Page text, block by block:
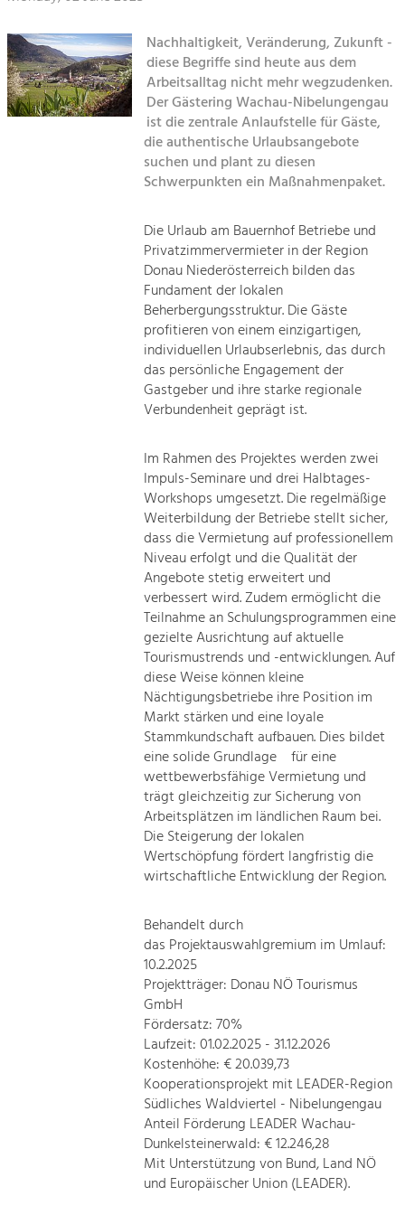
Suche
Impressum
Tourism
Offer Development and Positioning
Art & Culture
Crafts, Science and Research.
Social Affairs, Education
Equality, Youth and Integration.
Mobility & Energy
Climate Change, Public Transport and
Renewable Energy.
Increase in Regional Value Added.
Nachhaltigkeit, Veränderung, Zukunft -
diese Begriffe sind heute aus dem
Arbeitsalltag nicht mehr wegzudenken.
Der Gästering Wachau-Nibelungengau
ist die zentrale Anlaufstelle für Gäste,
die authentische Urlaubsangebote
suchen und plant zu diesen
Schwerpunkten ein Maßnahmenpaket.
Die Urlaub am Bauernhof Betriebe und
Privatzimmervermieter in der Region
Donau Niederösterreich bilden das
Fundament der lokalen
Beherbergungsstruktur. Die Gäste
profitieren von einem einzigartigen,
individuellen Urlaubserlebnis, das durch
das persönliche Engagement der
Gastgeber und ihre starke regionale
Verbundenheit geprägt ist.
Im Rahmen des Projektes werden zwei
Impuls-Seminare und drei Halbtages-
Workshops umgesetzt. Die regelmäßige
Weiterbildung der Betriebe stellt sicher,
dass die Vermietung auf professionellem
Niveau erfolgt und die Qualität der
Angebote stetig erweitert und
verbessert wird. Zudem ermöglicht die
Teilnahme an Schulungsprogrammen eine
gezielte Ausrichtung auf aktuelle
Tourismustrends und -entwicklungen. Auf
diese Weise können kleine
Nächtigungsbetriebe ihre Position im
Markt stärken und eine loyale
Stammkundschaft aufbauen. Dies bildet
eine solide Grundlage für eine
wettbewerbsfähige Vermietung und
trägt gleichzeitig zur Sicherung von
Arbeitsplätzen im ländlichen Raum bei.
Die Steigerung der lokalen
Wertschöpfung fördert langfristig die
wirtschaftliche Entwicklung der Region.
Behandelt durch
das Projektauswahlgremium im Umlauf:
10.2.2025
Projektträger: Donau NÖ Tourismus
GmbH
Fördersatz: 70%
Laufzeit: 01.02.2025 - 31.12.2026
Kostenhöhe: € 20.039,73
Kooperationsprojekt mit LEADER-Region
Südliches Waldviertel - Nibelungengau
Anteil Förderung LEADER Wachau-
Dunkelsteinerwald: € 12.246,28
Mit Unterstützung von Bund, Land NÖ
und Europäischer Union (LEADER).